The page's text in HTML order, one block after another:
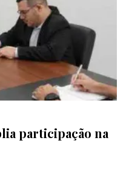
participação na